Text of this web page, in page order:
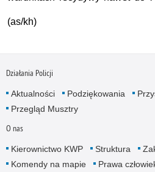
(as/kh)
Działania Policji
Aktualności Podziękowania
Przegląd Musztry
O nas
Kierownictwo KWP Struktura
Komendy na mapie
Prawa